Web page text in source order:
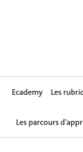
Ecademy Les
Les parcours